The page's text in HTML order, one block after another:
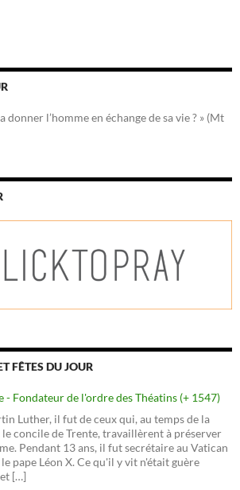
donner l’homme en échange de sa vie ? » (Mt
FÊTES DU JOUR
- Fondateur de l'ordre des Théatins (+ 1547)
Luther, il fut de ceux qui, au temps de la
concile de Trente, travaillèrent à préserver
Pendant 13 ans, il fut secrétaire au Vatican
pape Léon X. Ce qu'il y vit n'était guère
[…]